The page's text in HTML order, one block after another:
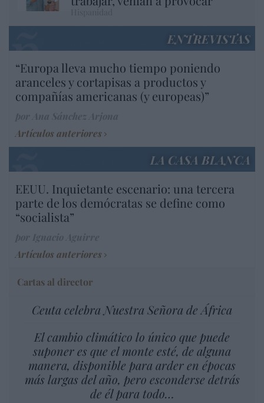
ENTREVISTAS
“Europa lleva mucho tiempo poniendo
aranceles y cortapisas a productos y
compañías americanas (y europeas)”
Artículos anteriores
LA CASA BLANCA
EEUU. Inquietante escenario: una tercera
parte de los demócratas se define como
“socialista”
Artículos anteriores
Cartas al director
Ceuta celebra Nuestra Señora de África
El cambio climático lo único que puede
suponer es que el monte esté, de alguna
manera, disponible para arder en épocas
más largas del año, pero esconderse detrás
de él para todo…